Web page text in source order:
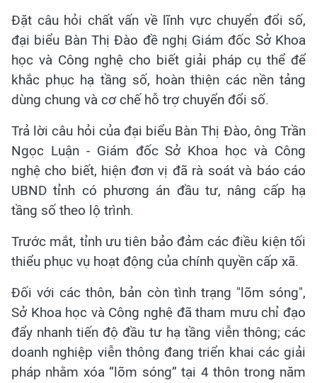
Đặt câu hỏi chất vấn về lĩnh vực chuyển đổi số,
đại biểu Bàn Thị Đào đề nghị Giám đốc Sở Khoa
học và Công nghệ cho biết giải pháp cụ thể để
khắc phục hạ tầng số, hoàn thiện các nền tảng
dùng chung và cơ chế hỗ trợ chuyển đổi số.
Trả lời câu hỏi của đại biểu Bàn Thị Đào, ông Trần
Ngọc Luận - Giám đốc Sở Khoa học và Công
nghệ cho biết, hiện đơn vị đã rà soát và báo cáo
UBND tỉnh có phương án đầu tư, nâng cấp hạ
tầng số theo lộ trình.
Trước mắt, tỉnh ưu tiên bảo đảm các điều kiện tối
thiểu phục vụ hoạt động của chính quyền cấp xã.
Đối với các thôn, bản còn tình trạng "lõm sóng",
Sở Khoa học và Công nghệ đã tham mưu chỉ đạo
đẩy nhanh tiến độ đầu tư hạ tầng viễn thông; các
doanh nghiệp viễn thông đang triển khai các giải
pháp nhằm xóa “lõm sóng” tại 4 thôn trong năm